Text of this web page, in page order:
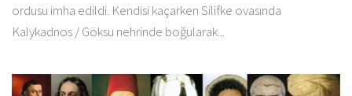
ordusu imha edildi. Kendisi kaçarken Silifke ovasında
Kalykadnos / Göksu nehrinde boğularak...